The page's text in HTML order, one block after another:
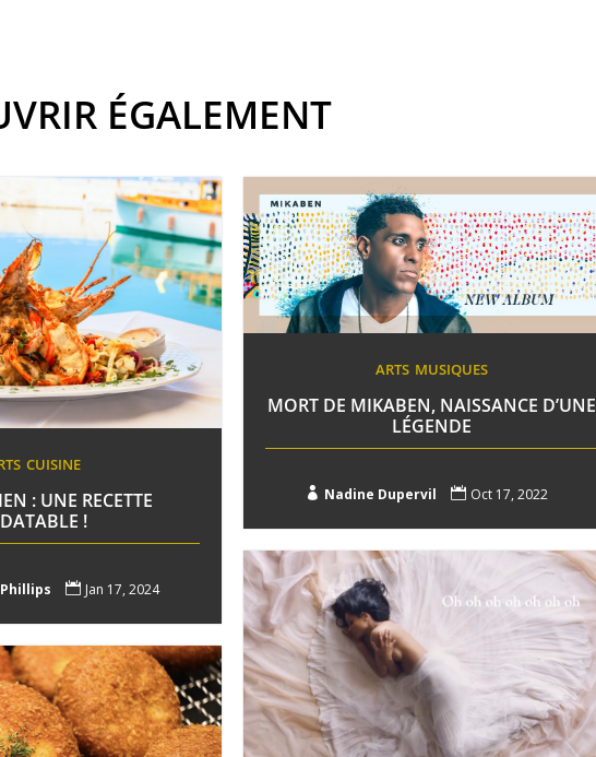
ÉGALEMENT
CUISINE
: UNE RECETTE
!
 Jan 17, 2024
ARTS MUSIQUES
MORT DE MIKABEN, NAISSANCE D’UNE
LÉGENDE
 Nadine Dupervil  Oct 17, 2022